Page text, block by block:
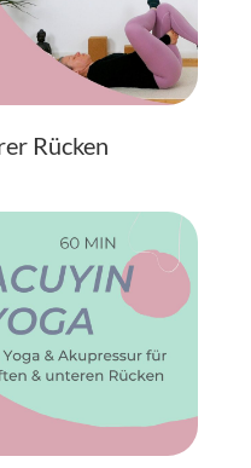
Rücken